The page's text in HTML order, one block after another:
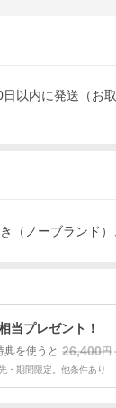
以内に発送（お取
（ノーブランド
当プレゼント！
典を使うと 26,400円
・期間限定。他条件あり